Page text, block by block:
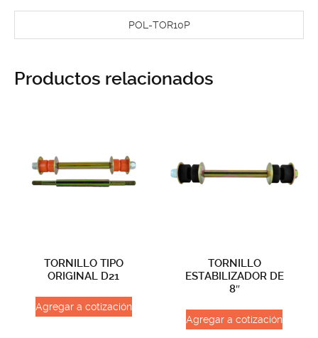
POL-TOR10P
Productos relacionados
TORNILLO TIPO
ORIGINAL D21
Agregar a cotización
TORNILLO
ESTABILIZADOR DE
8″
Agregar a cotización